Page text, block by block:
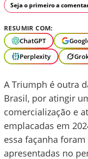
Seja o primeiro a
RESUMIR COM:
ChatGPT
Perplexity
A Triumph é outra
Brasil, por atingir
comercialização e
emplacadas em
essa façanha
apresentadas no